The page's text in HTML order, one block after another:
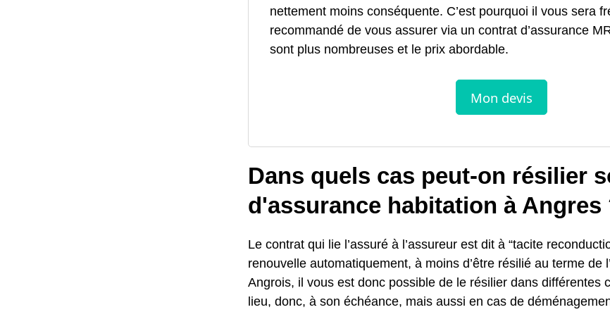
nettement moins conséquente. C’est pourquoi il vous sera
recommandé de vous assurer via un contrat d’assurance
sont plus nombreuses et le prix abordable.
Dans quels cas peut-on résilier
d'assurance habitation à Angres
Le contrat qui lie l’assuré à l’assureur est dit à “tacite
renouvelle automatiquement, à moins d’être résilié au terme de
Angrois, il vous est donc possible de le résilier dans différentes
lieu, donc, à son échéance, mais aussi en cas de